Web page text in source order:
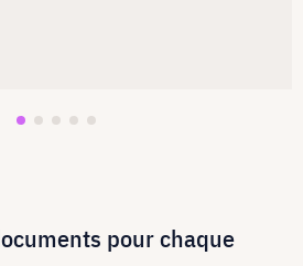
pour chaque